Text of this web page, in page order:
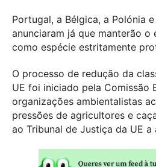
Portugal, a Bélgica, a Polónia
anunciaram já que manterão
como espécie estritamente
O processo de redução da
UE foi iniciado pela Comissão
organizações ambientalistas
pressões de agricultores e
ao Tribunal de Justiça da UE a